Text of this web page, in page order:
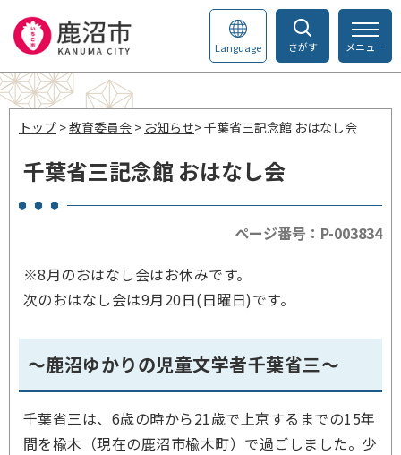
さがす
Language メニュー
トップ >教育委員会 > お知らせ> 千葉省三記念館 おはなし会
千葉省三記念館 おはなし会
ページ番号：P-003834
※8月のおはなし会はお休みです。
次のおはなし会は9月20日(日曜日)です。
～鹿沼ゆかりの児童文学者千葉省三～
千葉省三は、6歳の時から21歳で上京するまでの15年
間を楡木（現在の鹿沼市楡木町）で過ごしました。少